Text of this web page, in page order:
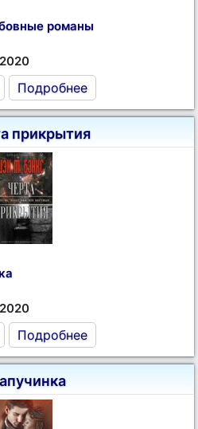
романы
Подробнее
прикрытия
Подробнее